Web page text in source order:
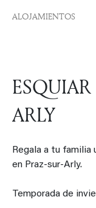
ALOJAMIENTOS
ARLY
Regala a tu familia
en Praz-sur-Arly.
Temporada de